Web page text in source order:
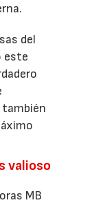
del
este
también
valioso
MB